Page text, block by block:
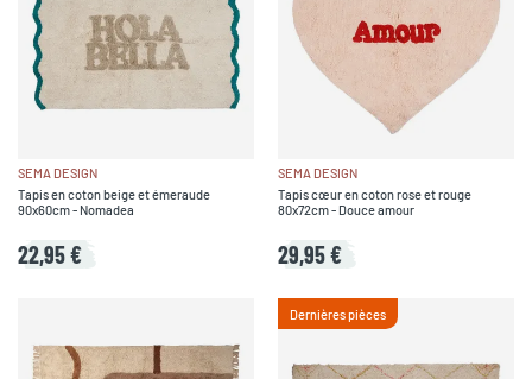
SEMA DESIGN
Tapis en coton beige et émeraude
90x60cm - Nomadea
22,95 €
SEMA DESIGN
Tapis cœur en coton rose et rouge
80x72cm - Douce amour
29,95 €
Dernières pièces